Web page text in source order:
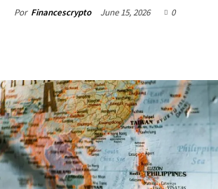
Por Financescrypto June 15, 2026 0